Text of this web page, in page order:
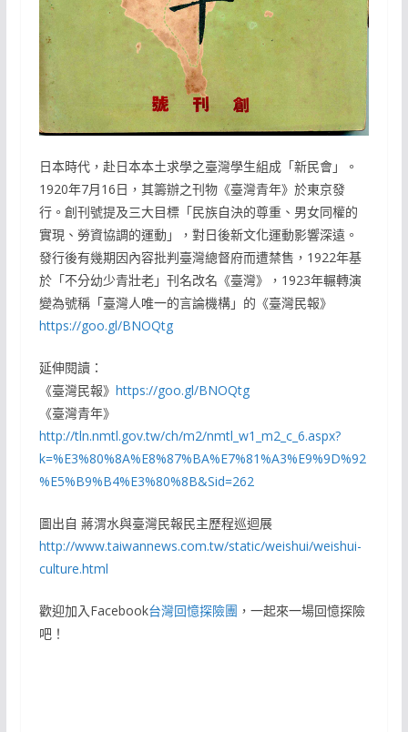
日本時代，赴日本本土求學之臺灣學生組成「新民會」。
1920年7月16日，其籌辦之刊物《臺灣青年》於東京發
行。創刊號提及三大目標「民族自決的尊重、男女同權的
實現、勞資協調的運動」，對日後新文化運動影響深遠。
發行後有幾期因內容批判臺灣總督府而遭禁售，1922年基
於「不分幼少青壯老」刊名改名《臺灣》，1923年輾轉演
變為號稱「臺灣人唯一的言論機構」的《臺灣民報》
https://goo.gl/BNOQtg
延伸閱讀：
《臺灣民報》 https://goo.gl/BNOQtg
《臺灣青年》
http://tln.nmtl.gov.tw/ch/m2/nmtl_w1_m2_c_6.aspx?
k=%E3%80%8A%E8%87%BA%E7%81%A3%E9%9D%92
%E5%B9%B4%E3%80%8B&Sid=262
圖出自 蔣渭水與臺灣民報民主歷程巡迴展
http://www.taiwannews.com.tw/static/weishui/weishui-
culture.html
歡迎加入Facebook台灣回憶探險團 ，一起來一場回憶探險
吧！